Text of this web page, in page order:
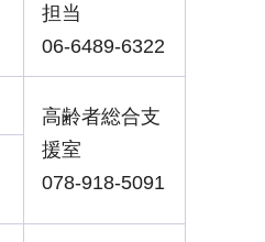
担当
06-6489-6322
高齢者総合支
援室
078-918-5091